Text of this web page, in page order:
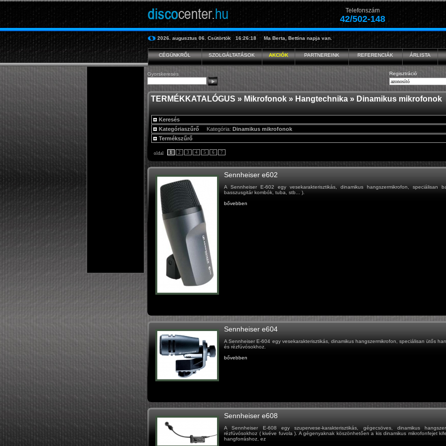
Telefonszám
42/502-148
2026. augusztus 06. Csütörtök16:26:18Ma Berta, Bettina napja van.
CÉGÜNKRŐL SZOLGÁLTATÁSOK AKCIÓK PARTNEREINK REFERENCIÁK ÁRLISTA
Gyorskeresés Regisztráció
TERMÉKKATALÓGUS » Mikrofonok » Hangtechnika » Dinamikus mikrofonok
Keresés
Kategóriaszűrő Kategória: Dinamikus mikrofonok
Termékszűrő
oldal 1 2 3 4 5 6 7
Sennheiser e602
A Sennheiser E-602 egy vesekarakterisztikás, dinamikus hangszermikrofon, speciálisan
basszusgitár kombók, tuba, stb... ).
bővebben
Sennheiser e604
A Sennheiser E-604 egy vesekarakterisztikás, dinamikus hangszermikrofon, speciálisan ütős
és rézfúvósokhoz.
bővebben
Sennheiser e608
A Sennheiser E-608 egy szupervese-karakterisztikás, gégecsöves, dinamikus
rézfúvósokhoz ( kivéve fuvola ). A gégenyaknak köszönhetően a kis dinamikus mikrofonfejet
hangforráshoz, ez